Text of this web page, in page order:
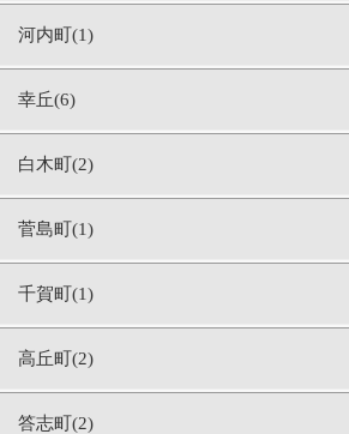
河内町(1)
幸丘(6)
白木町(2)
菅島町(1)
千賀町(1)
高丘町(2)
答志町(2)